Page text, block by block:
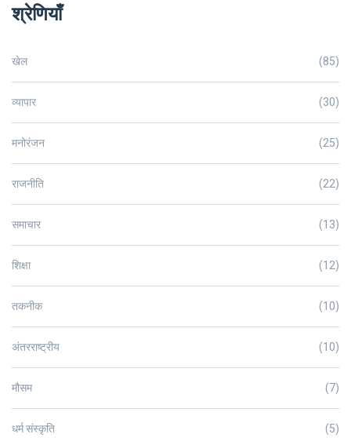
श्रेणियाँ
खेल (85)
व्यापार (30)
मनोरंजन (25)
राजनीति (22)
समाचार (13)
शिक्षा (12)
तकनीक (10)
अंतरराष्ट्रीय (10)
मौसम (7)
धर्म संस्कृति (5)